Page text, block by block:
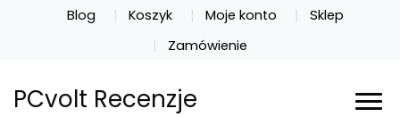
Blog Koszyk Moje konto
Sklep
Zamówienie
PCvolt Recenzje